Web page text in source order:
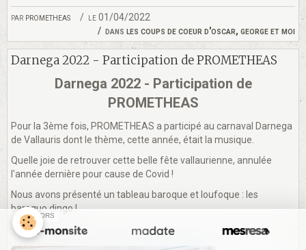
par prometheas
le 01/04/2022
dans les coups de coeur d'oscar, george et moi
Darnega 2022 - Participation de PROMETHEAS
Darnega 2022 - Participation de
PROMETHEAS
Pour la 3ème fois, PROMETHEAS a participé au carnaval Darnega
de Vallauris dont le thème, cette année, était la musique.
Quelle joie de retrouver cette belle fête vallaurienne, annulée
l'année dernière pour cause de Covid !
Nous avons présenté un tableau baroque et loufoque : les
baroquo dingo !
SPONSORS